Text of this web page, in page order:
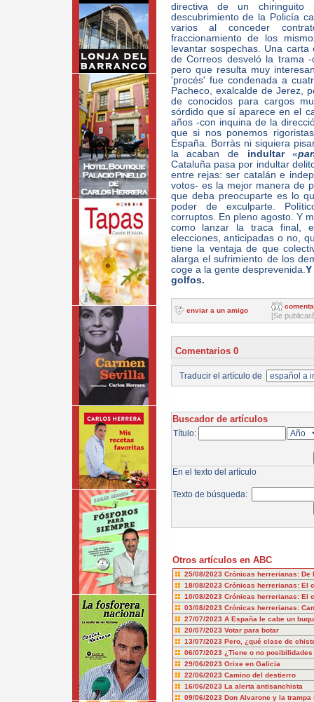
directiva de un
descubrimiento de la Policía
varios al conceder
fraccionamiento de los
levantar sospechas. Una
de Correos desveló la trama
pero que resulta muy
'procés' fue condenada a
Pacheco, exalcalde de Jerez,
de conocidos para cargos
sórdido que sí aparece en el
años -con inquina de la
que si nos ponemos
España. Borràs ni siquiera
la acaban deindultar«
Cataluña pasa por indultar
entre rejas: ser catalán e
votos- es la mejor manera de
que deba preocuparte es lo
poder de exculparte.
corruptos. En pleno agosto. Y
como lanzar la traca final,
elecciones, anticipadas o no,
tiene la ventaja de que
alarga el sufrimiento de los
coge a la gente desprevenida.
golfos.
enviar a un amigo
[Se
Comentarios 0
Traducir el artículo de
Buscador de artículos
Título:
En el texto del artículo
Texto de búsqueda:
Otros artículos en ABC
25/08/2023 Crónicas herrerianas: De
18/08/2023 Crónicas herrerianas: El
10/08/2023 Crónicas herrerianas: El
03/08/2023 Crónicas herrerianas:
27/07/2023 A España le cabe un
20/07/2023 Votar para botar
13/07/2023 Pero, ¿qué clase de
06/07/2023 ¿Tiene o no posibilidades
29/06/2023 Orixe en Galicia
22/06/2023 Camino del destierro
16/06/2023 La alerta antisanchista
09/06/2023 Don Alvarone y la trampa